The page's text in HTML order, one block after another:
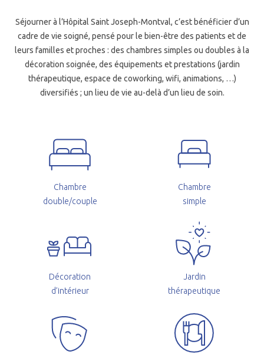
Séjourner à l’Hôpital Saint Joseph-Montval, c’est bénéficier d’un
cadre de vie soigné, pensé pour le bien-être des patients et de
leurs familles et proches : des chambres simples ou doubles à la
décoration soignée, des équipements et prestations (jardin
thérapeutique, espace de coworking, wifi, animations, …)
diversifiés ; un lieu de vie au-delà d’un lieu de soin.
Chambre
double/couple
Chambre
simple
Décoration
d’intérieur
Jardin
thérapeutique